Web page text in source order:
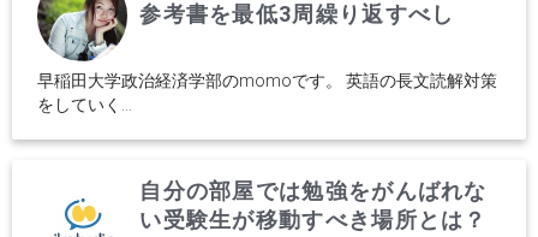
参考書を最低3周繰り返すべし
早稲田大学政治経済学部のmomoです。 英語の長文読解対策
をしていく...
自分の部屋では勉強をがんばれな
い受験生が移動すべき場所とは？